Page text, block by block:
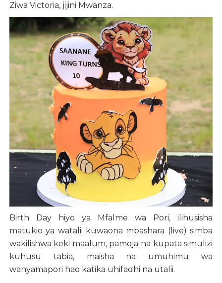
Ziwa Victoria, jijini Mwanza.
Birth Day hiyo ya Mfalme wa Pori, ilihusisha
matukio ya watalii kuwaona mbashara (live) simba
wakilishwa keki maalum, pamoja na kupata simulizi
kuhusu tabia, maisha na umuhimu wa
wanyamapori hao katika uhifadhi na utalii.